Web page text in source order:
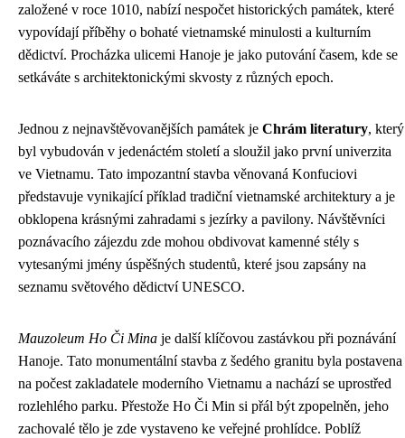
založené v roce 1010, nabízí nespočet historických památek, které
vypovídají příběhy o bohaté vietnamské minulosti a kulturním
dědictví. Procházka ulicemi Hanoje je jako putování časem, kde se
setkáváte s architektonickými skvosty z různých epoch.
Jednou z nejnavštěvovanějších památek je Chrám literatury, který
byl vybudován v jedenáctém století a sloužil jako první univerzita
ve Vietnamu. Tato impozantní stavba věnovaná Konfuciovi
představuje vynikající příklad tradiční vietnamské architektury a je
obklopena krásnými zahradami s jezírky a pavilony. Návštěvníci
poznávacího zájezdu zde mohou obdivovat kamenné stély s
vytesanými jmény úspěšných studentů, které jsou zapsány na
seznamu světového dědictví UNESCO.
Mauzoleum Ho Či Mina je další klíčovou zastávkou při poznávání
Hanoje. Tato monumentální stavba z šedého granitu byla postavena
na počest zakladatele moderního Vietnamu a nachází se uprostřed
rozlehlého parku. Přestože Ho Či Min si přál být zpopelněn, jeho
zachovalé tělo je zde vystaveno ke veřejné prohlídce. Poblíž